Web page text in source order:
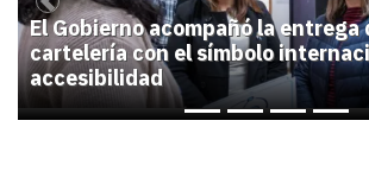
El Gobierno acompañó la entrega
cartelería con el símbolo
accesibilidad
Previous